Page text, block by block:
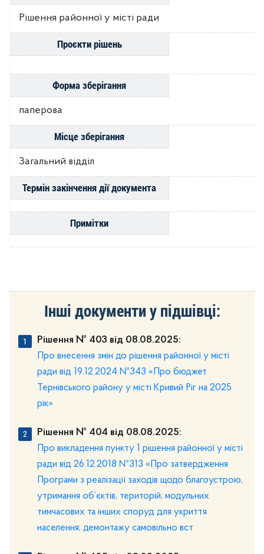
Рішення районної у місті ради
Проєкти рішень
Форма зберігання
паперова
Місце зберігання
Загальний відділ
Термін закінчення дії документа
Примітки
Інші документи у підшівці:
Рішення № 403 від 08.08.2025:
Про внесення змін до рішення районної у місті
ради від 19.12.2024 №343 «Про бюджет
Тернівського району у місті Кривий Ріг на 2025
рік»
Рішення № 404 від 08.08.2025:
Про викладення пункту 1 рішення районної у місті
ради від 26.12.2018 №313 «Про затвердження
Програми з реалізації заходів щодо благоустрою,
утримання об’єктів, територій; модульних
тимчасових та інших споруд для укриття
населення; демонтажу самовільно вст